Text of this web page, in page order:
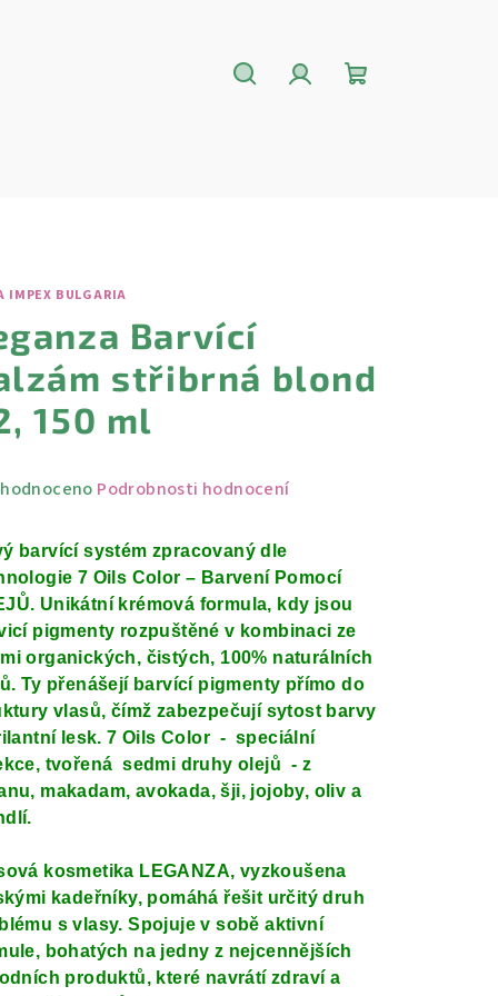
IMPEX BULGARIA
Barvící
střibrná blond
150 ml
Podrobnosti hodnocení
barvící systém zpracovaný dle
7 Oils Color – Barvení Pomocí
Unikátní krémová formula, kdy jsou
pigmenty rozpuštěné v kombinaci ze
organických, čistých, 100% naturálních
Ty přenášejí barvící pigmenty přímo do
vlasů, čímž zabezpečují sytost barvy
lesk. 7 Oils Color - speciální
tvořená sedmi druhy olejů - z
makadam, avokada, šji, jojoby, oliv a
kosmetika LEGANZA, vyzkoušena
kadeřníky, pomáhá řešit určitý druh
s vlasy. Spojuje v sobě aktivní
bohatých na jedny z nejcennějších
produktů, které navrátí zdraví a